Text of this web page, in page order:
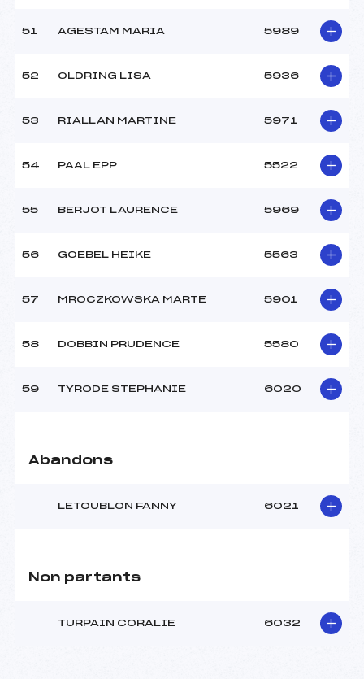
51 AGESTAM MARIA 5989
52 OLDRING LISA 5936
53 RIALLAN MARTINE 5971
54 PAAL EPP 5522
55 BERJOT LAURENCE 5969
56 GOEBEL HEIKE 5563
57 MROCZKOWSKA MARTE 5901
58 DOBBIN PRUDENCE 5580
59 TYRODE STEPHANIE 6020
Abandons
LETOUBLON FANNY 6021
Non partants
TURPAIN CORALIE 6032